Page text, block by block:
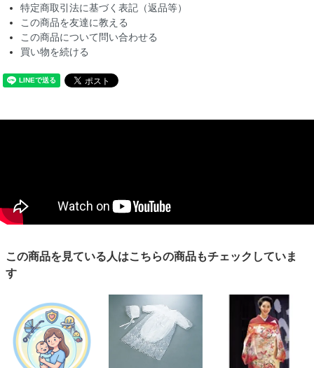
特定商取引法に基づく表記（返品等）
この商品を友達に教える
この商品について問い合わせる
買い物を続ける
この商品を見ている人はこちらの商品もチェックしていま
す